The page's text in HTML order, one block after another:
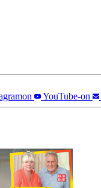
YouTube-on